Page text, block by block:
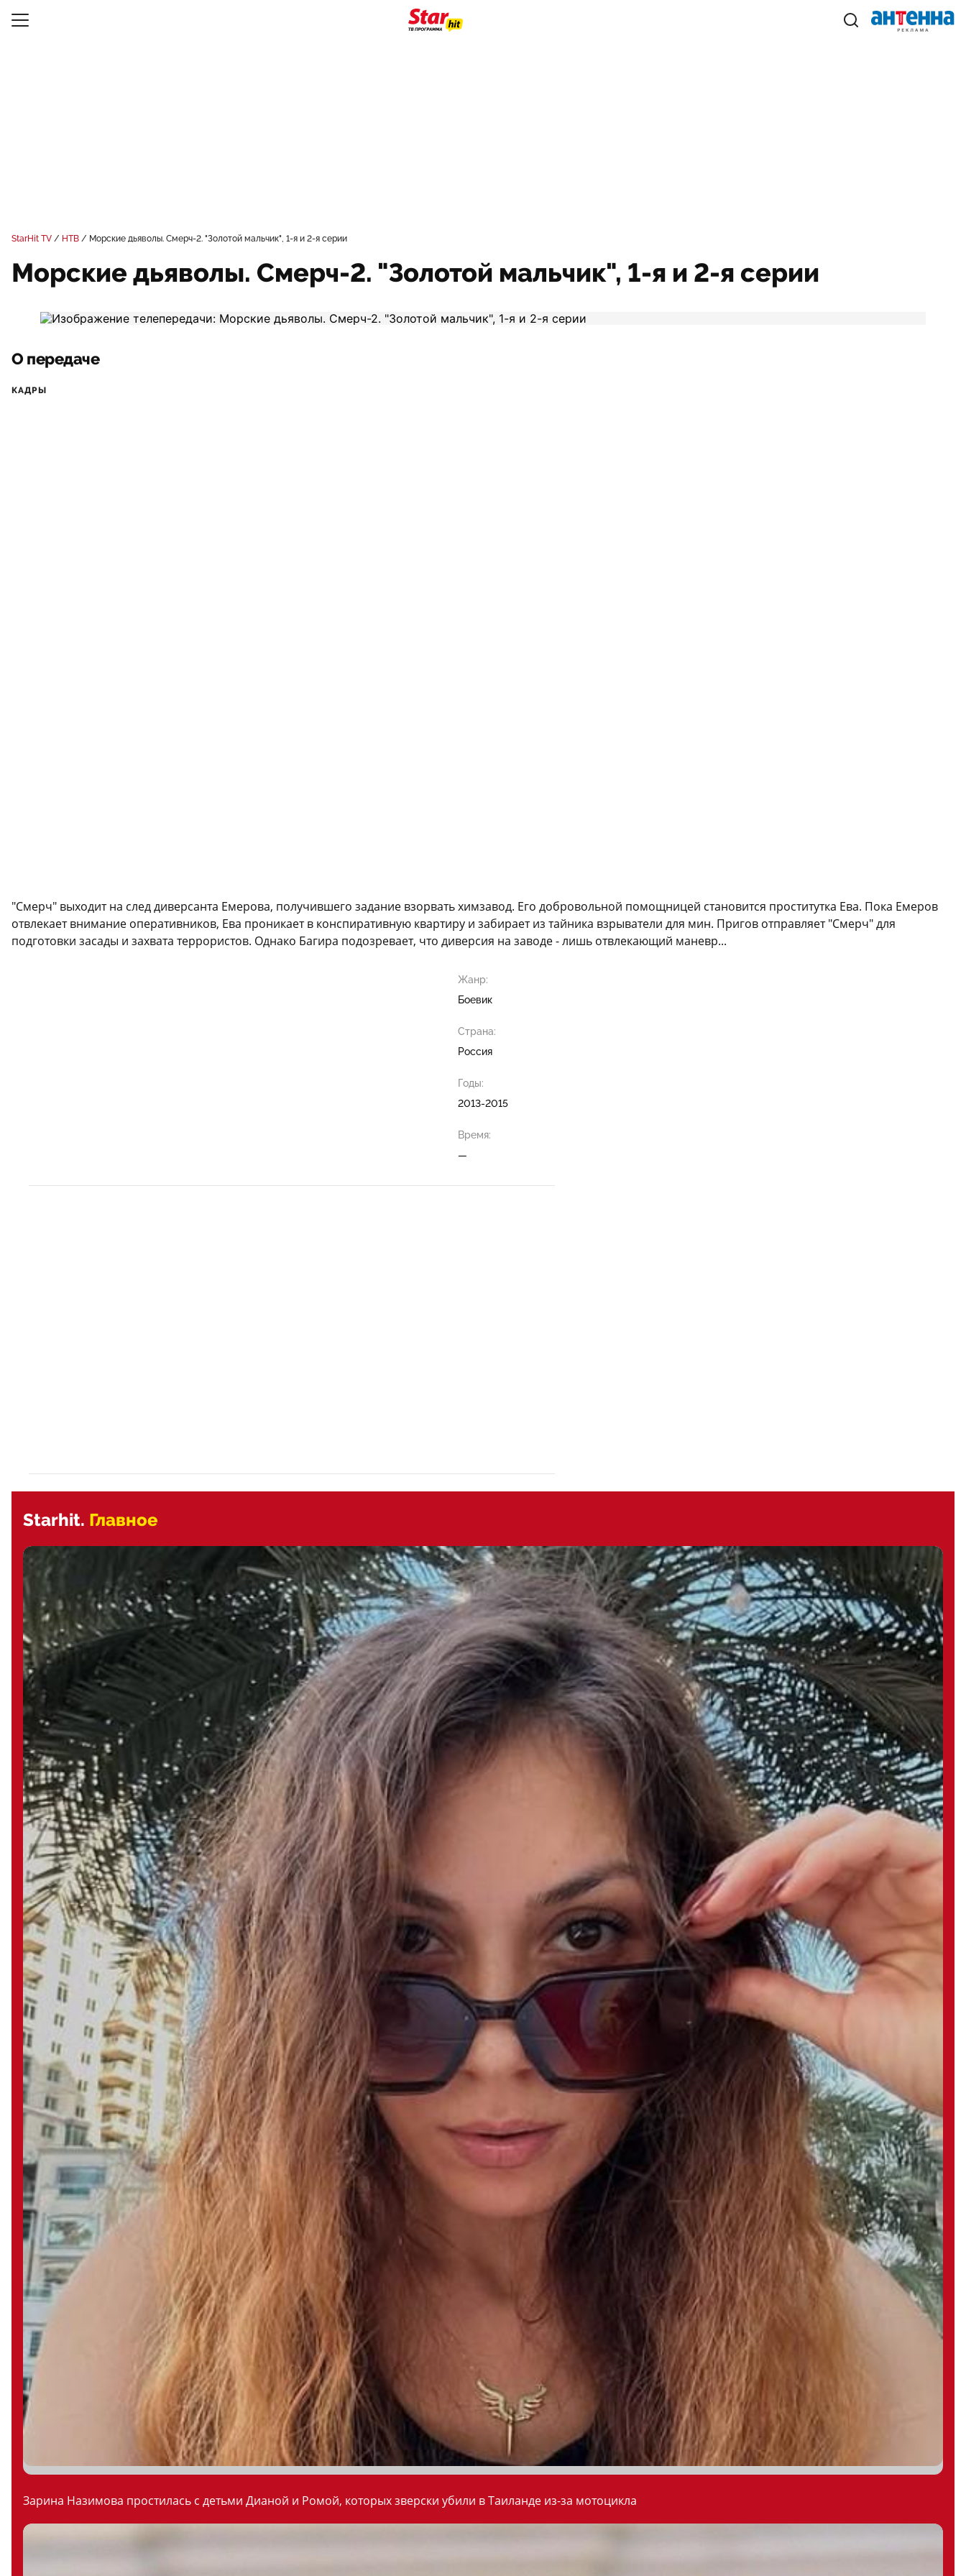
StarHit TV НТВ Морские дьяволы. Смерч-2. "Золотой мальчик", 1-я и 2-я серии
Морские дьяволы. Смерч-2. "Золотой мальчик", 1-я и 2-я серии
О передаче
КАДРЫ
"Смерч" выходит на след диверсанта Емерова, получившего задание взорвать химзавод. Его добровольной помощницей становится проститутка Ева. Пока Емеров
отвлекает внимание оперативников, Ева проникает в конспиративную квартиру и забирает из тайника взрыватели для мин. Пригов отправляет "Смерч" для
подготовки засады и захвата террористов. Однако Багира подозревает, что диверсия на заводе - лишь отвлекающий маневр...
Жанр:
Боевик
Страна:
Россия
Годы:
2013-2015
Время:
—
Starhit. Главное
Зарина Назимова простилась с детьми Дианой и Ромой, которых зверски убили в Таиланде из-за мотоцикла